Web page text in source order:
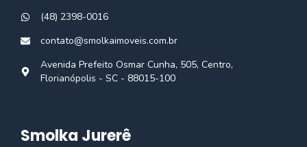
(48) 2398-0016
contato@smolkaimoveis.com.br
Avenida Prefeito Osmar Cunha, 505, Centro,
Florianópolis - SC - 88015-100
Smolka Jurerê